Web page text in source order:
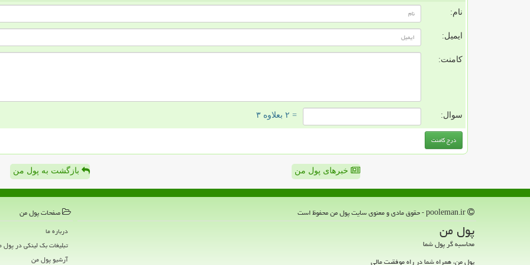
نام:
ایمیل:
کامنت:
سوال: = ۲ بعلاوه ۳
خبرهای پول من بازگشت به پول من
پول من
محاسبه گر پول شما
پول من، همراه شما در راه موفقیت مالی
صفحات پول من
درباره ما
تبلیغات بک لینکی در
آرشیو پول من